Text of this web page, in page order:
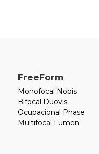
FreeForm
Monofocal Nobis
Bifocal Duovis
Ocupacional Phase
Multifocal Lumen